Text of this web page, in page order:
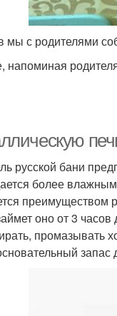
мы с родителями
напоминая
русской бани
более
преимуществом
оно от 3 часов
промазывать
запас